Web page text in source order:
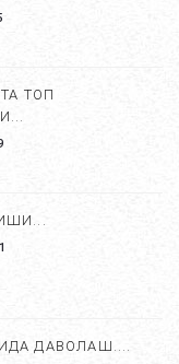
ТОП
ДАВОЛАШ....